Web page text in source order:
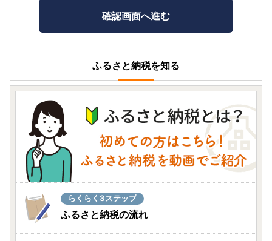
ふるさと納税を知る
らくらく3ステップ
ふるさと納税の流れ